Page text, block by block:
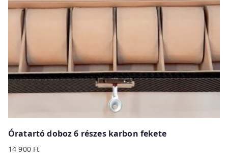
Óratartó doboz 6 részes karbon fekete
14 900 Ft